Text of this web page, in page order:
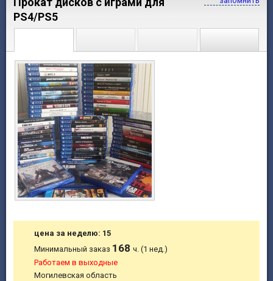
PS4/PS5
цена за неделю: 15
Минимальный заказ 168ч. (1 нед.)
Работаем в выходные
Могилевская область